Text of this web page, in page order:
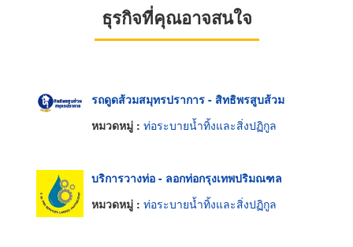
ธุรกิจที่คุณอาจสนใจ
รถดูดส้วมสมุทรปราการ - สิทธิพรสูบส้วม
หมวดหมู่ : ท่อระบายน้ำทิ้งและสิ่งปฏิกูล
บริการวางท่อ - ลอกท่อกรุงเทพปริมณฑล
หมวดหมู่ : ท่อระบายน้ำทิ้งและสิ่งปฏิกูล